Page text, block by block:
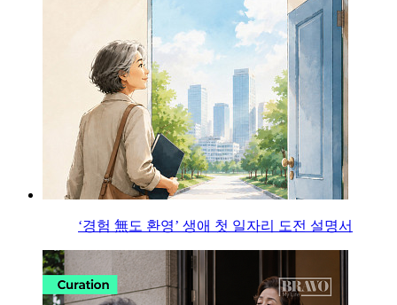
‘경험 無도 환영’ 생애 첫 일자리 도전 설명서